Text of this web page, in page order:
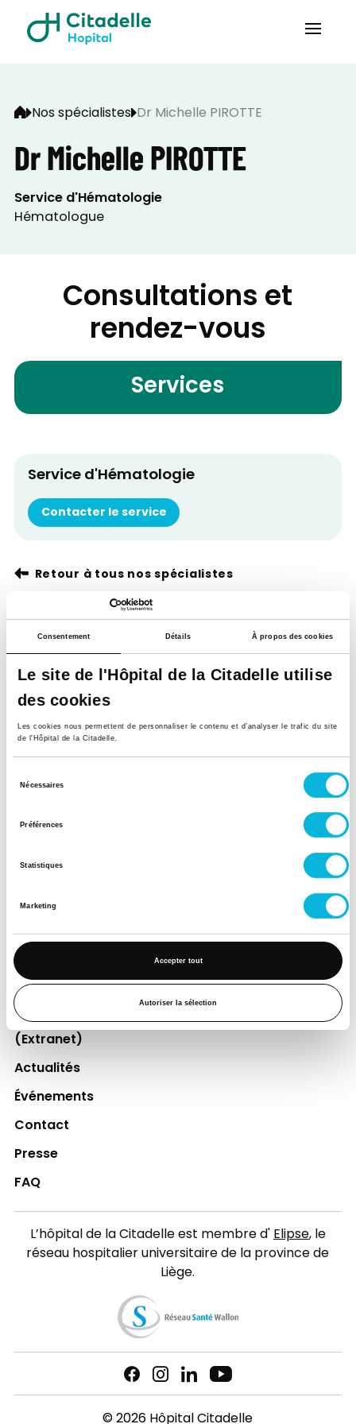
Consentement Détails À propos des cookies
Le site de l'Hôpital de la Citadelle utilise
des cookies
Les cookies nous permettent de personnaliser le contenu et d’analyser le trafic du site
de l'Hôpital de la Citadelle.
Nécessaires
Préférences
Statistiques
Marketing
Accepter tout
Autoriser la sélection
Nos spécialistes Dr Michelle PIROTTE
Dr Michelle PIROTTE
Service d'Hématologie
Hématologue
Consultations et
rendez-vous
Services
Service d'Hématologie
Contacter le service
Retour à tous nos spécialistes
Soutenez notre Fondation
Votre don à la Fondation permet de
directement le bien-être des patients et
Espace Patient
Professionnels de la santé
Jobs
Accès collaborateurs et médecins Citadelle
(Extranet)
Actualités
Événements
Contact
Presse
FAQ
L’hôpital de la Citadelle est membre d'Elipse, le
réseau hospitalier universitaire de la province de
Liège.
© 2026 Hôpital Citadelle